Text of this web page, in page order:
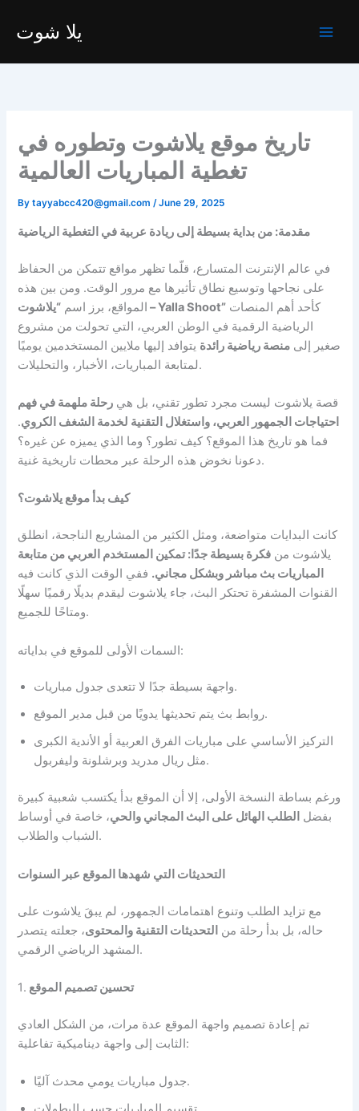
content
يلا شوت
تاريخ موقع يلاشوت وتطوره في
تغطية المباريات العالمية
Bytayyabcc420@gmail.com/June 29, 2025
مقدمة: من بداية بسيطة إلى ريادة عربية في التغطية الرياضية
في عالم الإنترنت المتسارع، قلّما تظهر مواقع تتمكن من الحفاظ
على نجاحها وتوسيع نطاق تأثيرها مع مرور الوقت. ومن بين هذه
المواقع، برز اسم “يلاشوت – Yalla Shoot”
الرياضية الرقمية في الوطن العربي، التي تحولت من مشروع
صغير إلى منصة رياضية رائدة يتوافد إليها ملايين المستخدمين يوميًا
لمتابعة المباريات، الأخبار، والتحليلات.
قصة يلاشوت ليست مجرد تطور تقني، بل هي رحلة ملهمة في فهم
احتياجات الجمهور العربي، واستغلال التقنية لخدمة الشغف الكروي.
فما هو تاريخ هذا الموقع؟ كيف تطور؟ وما الذي يميزه عن غيره؟
دعونا نخوض هذه الرحلة عبر محطات تاريخية غنية.
كيف بدأ موقع يلاشوت؟
كانت البدايات متواضعة، ومثل الكثير من المشاريع الناجحة، انطلق
يلاشوت من فكرة بسيطة جدًا: تمكين المستخدم العربي من متابعة
المباريات بث مباشر وبشكل مجاني. ففي الوقت الذي كانت فيه
القنوات المشفرة تحتكر البث، جاء يلاشوت ليقدم بديلًا رقميًا سهلًا
ومتاحًا للجميع.
السمات الأولى للموقع في بداياته:
واجهة بسيطة جدًا لا تتعدى جدول مباريات.
روابط بث يتم تحديثها يدويًا من قبل مدير الموقع.
التركيز الأساسي على مباريات الفرق العربية أو الأندية الكبرى
مثل ريال مدريد وبرشلونة وليفربول.
ورغم بساطة النسخة الأولى، إلا أن الموقع بدأ يكتسب شعبية كبيرة
بفضل الطلب الهائل على البث المجاني والحي، خاصة في أوساط
الشباب والطلاب.
التحديثات التي شهدها الموقع عبر السنوات
مع تزايد الطلب وتنوع اهتمامات الجمهور، لم يبقَ يلاشوت على
حاله، بل بدأ رحلة من التحديثات التقنية والمحتوى، جعلته يتصدر
المشهد الرياضي الرقمي.
1. تحسين تصميم الموقع
تم إعادة تصميم واجهة الموقع عدة مرات، من الشكل العادي
الثابت إلى واجهة ديناميكية تفاعلية:
جدول مباريات يومي محدث آليًا.